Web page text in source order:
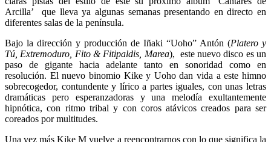
Arcilla’ que lleva ya algunas semanas presentando en directo en
diferentes salas de la península.
Bajo la dirección y producción de Iñaki “Uoho” Antón (Platero y
Tú, Extremoduro, Fito & Fitipaldis, Marea), este nuevo disco es un
paso de gigante hacia adelante tanto en sonoridad como en
resolución. El nuevo binomio Kike y Uoho dan vida a este himno
sobrecogedor, contundente y lírico a partes iguales, con unas letras
dramáticas pero esperanzadoras y una melodía exultantemente
hipnótica, con ritmo tribal y con coros atávicos creados para ser
coreados por multitudes.
Una vez más Kike M vuelve a reencontrarnos con lo que significa la